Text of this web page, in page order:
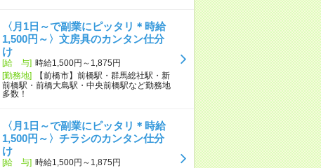
〈月1日～で副業にピッタリ＊時給
1,500円～〉文房具のカンタン仕分
け
[給 与] 時給1,500円～1,875円
[勤務地]
【前橋市】前橋駅・群馬総社駅・新
前橋駅・前橋大島駅・中央前橋駅など勤務地
多数！
〈月1日～で副業にピッタリ＊時給
1,500円～〉チラシのカンタン仕分
け
[給 与] 時給1,500円～1,875円